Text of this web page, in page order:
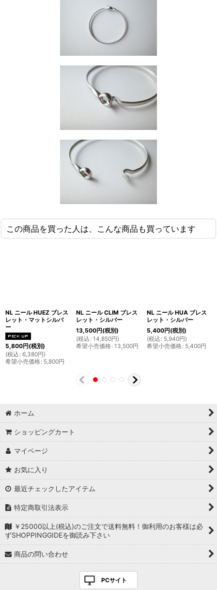
この商品を買った人は、こんな商品も買っています
NL ニール HUEZ ブレス
レット・マットシルバ
ー
5,800円(税別)
(税込 : 6,380円)
希望小売価格: 5,800円
NL ニール CLIM ブレス
レット・シルバー
13,500円(税別)
(税込 : 14,850円)
希望小売価格: 13,500円
NL ニール HUA ブレス
レット・シルバー
5,400円(税別)
(税込 : 5,940円)
希望小売価格: 5,400円
ホーム
ショッピングカート
マイページ
お気に入り
最近チェックしたアイテム
特定商取引法表示
￥25000以上(税込)のご注文で送料無料！御利用のお客様は必
ずSHOPPINGGIDEを御読み下さい
商品の問い合わせ
PCサイト